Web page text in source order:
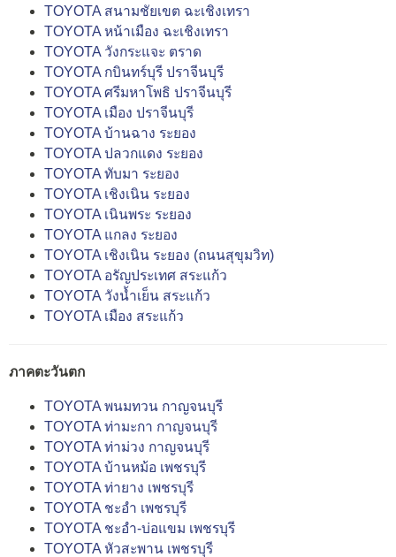
TOYOTA สนามชัยเขต ฉะเชิงเทรา
TOYOTA หน้าเมือง ฉะเชิงเทรา
TOYOTA วังกระแจะ ตราด
TOYOTA กบินทร์บุรี ปราจีนบุรี
TOYOTA ศรีมหาโพธิ ปราจีนบุรี
TOYOTA เมือง ปราจีนบุรี
TOYOTA บ้านฉาง ระยอง
TOYOTA ปลวกแดง ระยอง
TOYOTA ทับมา ระยอง
TOYOTA เชิงเนิน ระยอง
TOYOTA เนินพระ ระยอง
TOYOTA แกลง ระยอง
TOYOTA เชิงเนิน ระยอง (ถนนสุขุมวิท)
TOYOTA อรัญประเทศ สระแก้ว
TOYOTA วังน้ำเย็น สระแก้ว
TOYOTA เมือง สระแก้ว
ภาคตะวันตก
TOYOTA พนมทวน กาญจนบุรี
TOYOTA ท่ามะกา กาญจนบุรี
TOYOTA ท่าม่วง กาญจนบุรี
TOYOTA บ้านหม้อ เพชรบุรี
TOYOTA ท่ายาง เพชรบุรี
TOYOTA ชะอำ เพชรบุรี
TOYOTA ชะอำ-บ่อแขม เพชรบุรี
TOYOTA หัวสะพาน เพชรบุรี